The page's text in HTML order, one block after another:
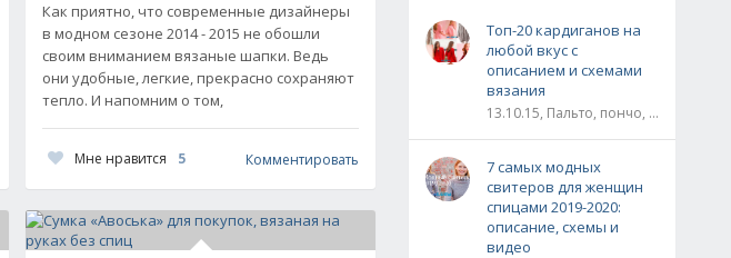
спицами
Как приятно, что современные дизайнеры
в модном сезоне 2014 - 2015 не обошли
своим вниманием вязаные шапки. Ведь
они удобные, легкие, прекрасно сохраняют
тепло. И напомним о том,
Мне нравится 5 Комментировать
Топ-20 кардиганов на
любой вкус с
описанием и схемами
вязания
13.10.15, Пальто, пончо, кардиганы
7 самых модных
свитеров для женщин
спицами 2019-2020:
описание, схемы и
видео